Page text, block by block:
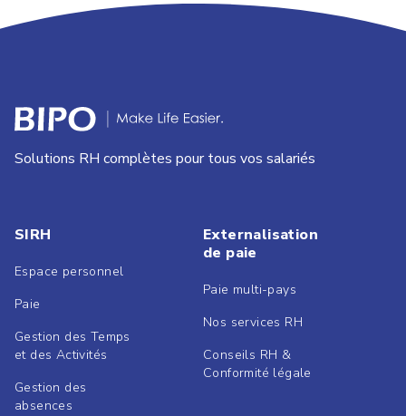
Solutions RH complètes pour tous vos salariés
SIRH
Espace personnel
Paie
Gestion des Temps
et des Activités
Gestion des
absences
Externalisation
de paie
Paie multi-pays
Nos services RH
Conseils RH &
Conformité légale